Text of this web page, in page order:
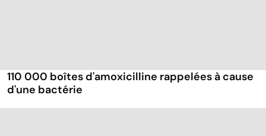
110 000 boîtes d'amoxicilline rappelées à cause
d'une bactérie